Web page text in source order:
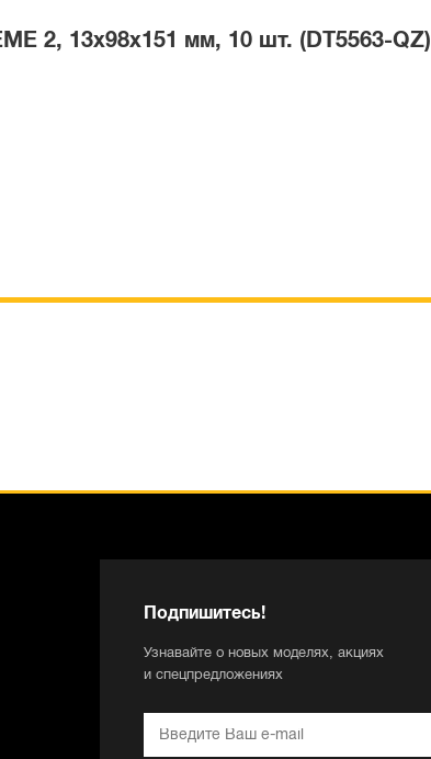
2, 13x98x151 мм, 10 шт. (DT5563-QZ)
Подпишитесь!
Узнавайте о новых моделях, акциях
и спецпредложениях